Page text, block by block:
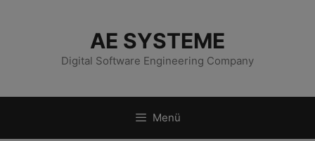
AE SYSTEME
Digital Software Engineering Company
Menü